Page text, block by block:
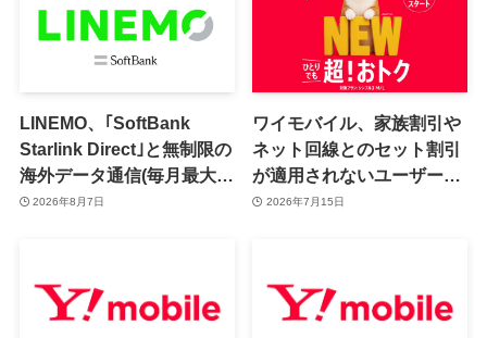
LINEMO、｢SoftBank
Starlink Direct｣と無制限の
海外データ通信(毎月最大7
日間分)が追加料金なしで利
2026年8月7日
ワイモバイル、家族割引や
ネット回線とのセット割引
が適用されないユーザーも
おトクになる「超！おトク
2026年7月15日